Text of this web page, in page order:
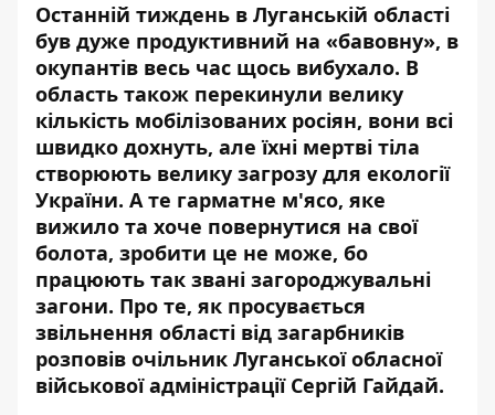
Останній тиждень в Луганській області
був дуже продуктивний на «бавовну», в
окупантів весь час щось вибухало. В
область також перекинули велику
кількість мобілізованих росіян, вони всі
швидко дохнуть, але їхні мертві тіла
створюють велику загрозу для екології
України. А те гарматне м'ясо, яке
вижило та хоче повернутися на свої
болота, зробити це не може, бо
працюють так звані загороджувальні
загони. Про те, як просувається
звільнення області від загарбників
розповів очільник Луганської обласної
військової адміністрації Сергій Гайдай.